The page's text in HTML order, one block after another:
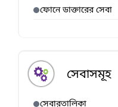
ফোনে ডাক্তারের সেবা
সেবাসমূহ
সেবারতালিকা